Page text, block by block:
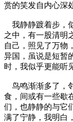
赏的笑发自内心深
我静静踱着步，
之中，有一股清明
自己，照见了万物
异国，虽说是短暂
时，我似乎更能
鸟鸣渐渐多了，
食，间或有一些歇
们，也静静的与它
满了宁静，我明白